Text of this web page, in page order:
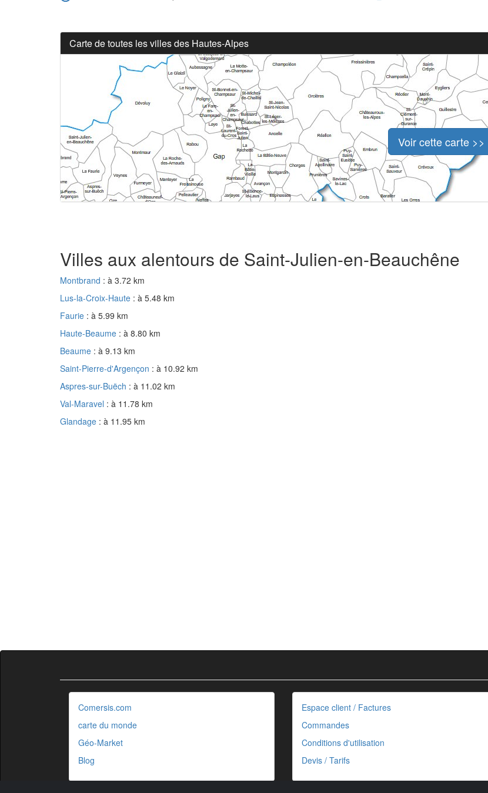
Carte de toutes les villes des Hautes-Alpes
Voir cette carte >>
Villes aux alentours de Saint-Julien-en-Beauchêne
Montbrand : à 3.72 km
Lus-la-Croix-Haute : à 5.48 km
Faurie : à 5.99 km
Haute-Beaume : à 8.80 km
Beaume : à 9.13 km
Saint-Pierre-d'Argençon : à 10.92 km
Aspres-sur-Buëch : à 11.02 km
Val-Maravel : à 11.78 km
Glandage : à 11.95 km
Comersis.com
carte du monde
Géo-Market
Blog
Espace client / Factures
Commandes
Conditions d'utilisation
Devis / Tarifs